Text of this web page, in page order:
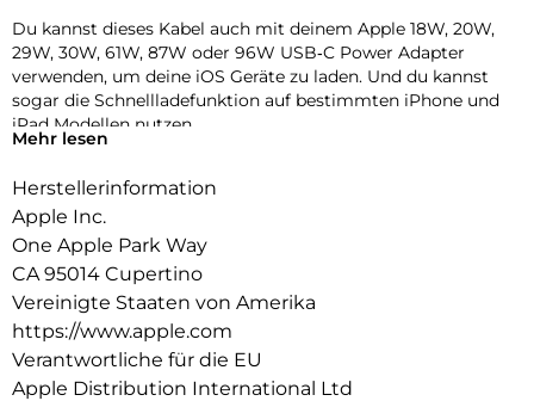
Du kannst dieses Kabel auch mit deinem Apple 18W, 20W,
29W, 30W, 61W, 87W oder 96W USB‑C Power Adapter
verwenden, um deine iOS Geräte zu laden. Und du kannst
sogar die Schnellladefunktion auf bestimmten iPhone und
iPad Modellen nutzen.
Mehr lesen
Herstellerinformation
Apple Inc.
One Apple Park Way
CA 95014 Cupertino
Vereinigte Staaten von Amerika
https://www.apple.com
Verantwortliche für die EU
Apple Distribution International Ltd